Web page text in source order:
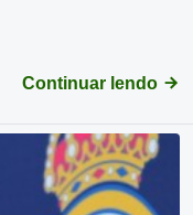
Continuar lendo